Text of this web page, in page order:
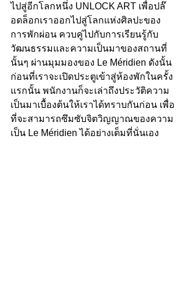
ไปสู่อีกโลกหนึ่ง UNLOCK ART เพื่อปล๊
อดล็อกเราออกไปสู่โลกแห่งศิลปะของ
การพักผ่อน ควบคู่ไปกับการเรียนรู้กับ
วัฒนธรรมและความเป็นมาของสถานที่
นั้นๆ ผ่านมุมมองของ Le Méridien ดังนั้น
ก่อนที่เราจะเปิดประตูเข้าสู่ห้องพักในครั้ง
แรกนั้น พนักงานก็จะเล่าถึงประวัติความ
เป็นมาเบื้องต้นให้เราได้ทราบกันก่อน เพื่อ
ที่จะสามารถซึมซับจิตวิญญาณของความ
เป็น Le Méridien ได้อย่างเต็มที่นั่นเอง